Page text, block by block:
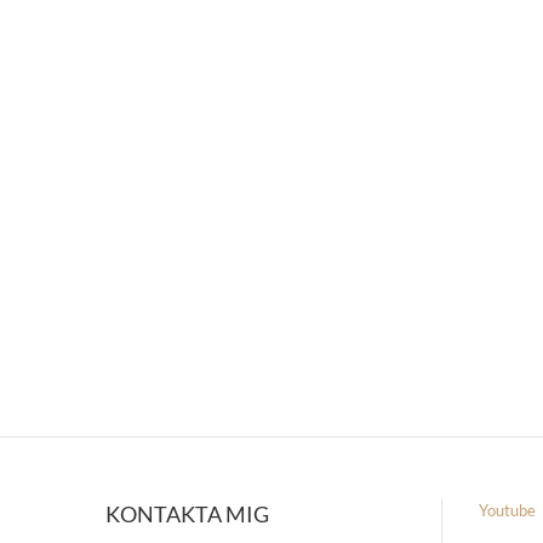
KONTAKTA MIG Youtube